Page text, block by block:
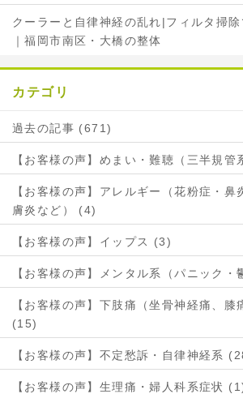
クーラーと自律神経の乱れ|フィルタ掃
｜福岡市南区・大橋の整体
カテゴリ
過去の記事 (671)
【お客様の声】めまい・難聴（三半規管
【お客様の声】アレルギー（花粉症・鼻
膚炎など） (4)
【お客様の声】イップス (3)
【お客様の声】メンタル系（パニック
【お客様の声】下肢痛（坐骨神経痛、膝
(15)
【お客様の声】不定愁訴・自律神経系
【お客様の声】生理痛・婦人科系症状